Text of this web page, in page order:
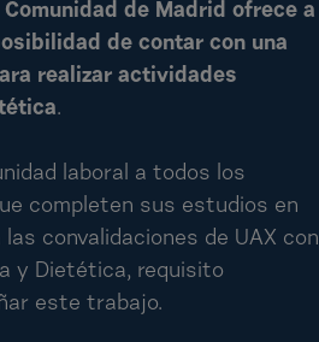
Comunidad de Madrid ofrece a
de contar con una
realizar actividades
.
laboral a todos los
completen sus estudios en
convalidaciones de UAX con
y Dietética, requisito
este trabajo.